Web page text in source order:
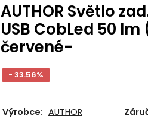
AUTHOR Světlo
USB CobLed 50
červené-
- 33.56%
Výrobce: AUTHOR